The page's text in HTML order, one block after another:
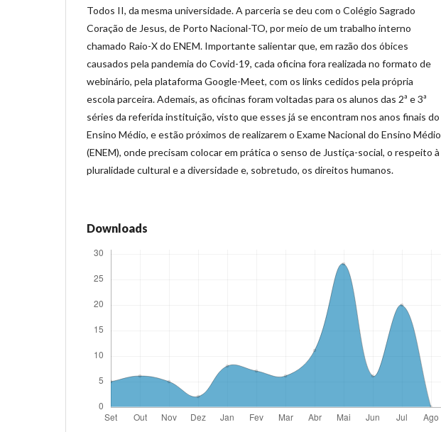
Todos II, da mesma universidade. A parceria se deu com o Colégio Sagrado
Coração de Jesus, de Porto Nacional-TO, por meio de um trabalho interno
chamado Raio-X do ENEM. Importante salientar que, em razão dos óbices
causados pela pandemia do Covid-19, cada oficina fora realizada no formato de
webinário, pela plataforma Google-Meet, com os links cedidos pela própria
escola parceira. Ademais, as oficinas foram voltadas para os alunos das 2ª e 3ª
séries da referida instituição, visto que esses já se encontram nos anos finais do
Ensino Médio, e estão próximos de realizarem o Exame Nacional do Ensino Médio
(ENEM), onde precisam colocar em prática o senso de Justiça-social, o respeito à
pluralidade cultural e a diversidade e, sobretudo, os direitos humanos.
Downloads